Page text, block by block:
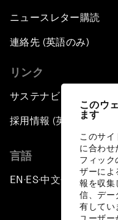
このウ
ます
このサ
に合わせ
フィック
ザーによ
報を収集
信、デー
有してい
ニュースレター購読
連絡先 (英語のみ)
リンク
サステナビリティへの取
採用情報 (英語のみ)
言語
EN ▪ ES▪中文▪ 日本語